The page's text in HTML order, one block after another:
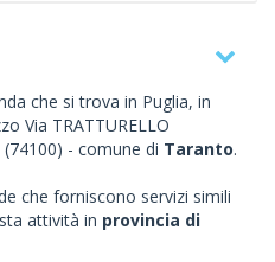
che si trova in Puglia, in
Via TRATTURELLO
(74100) - comune di Taranto.
che forniscono servizi simili
attività in provincia di